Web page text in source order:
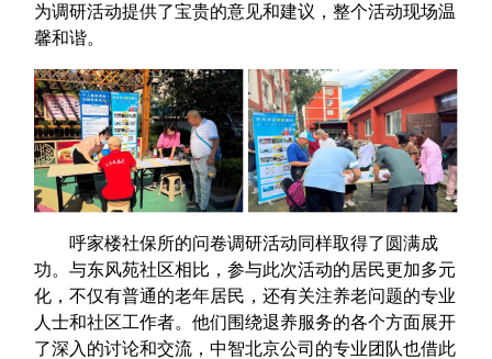
为调研活动提供了宝贵的意见和建议，整个活动现场温
馨和谐。
呼家楼社保所的问卷调研活动同样取得了圆满成
功。与东风苑社区相比，参与此次活动的居民更加多元
化，不仅有普通的老年居民，还有关注养老问题的专业
人士和社区工作者。他们围绕退养服务的各个方面展开
了深入的讨论和交流，中智北京公司的专业团队也借此